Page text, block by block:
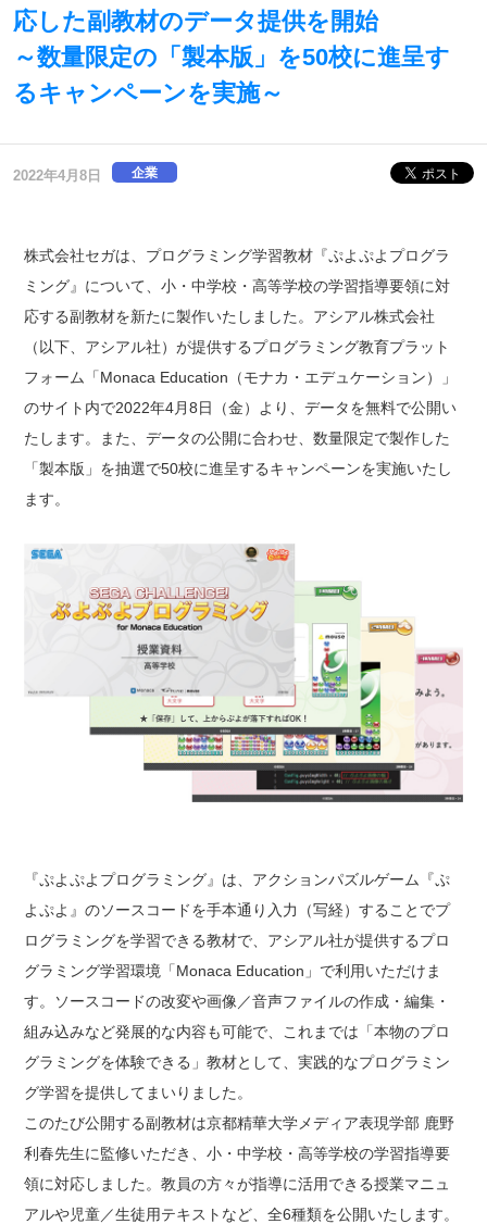
応した副教材のデータ提供を開始
～数量限定の「製本版」を50校に進呈す
るキャンペーンを実施～
2022年4月8日 企業
株式会社セガは、プログラミング学習教材『ぷよぷよプログラ
ミング』について、小・中学校・高等学校の学習指導要領に対
応する副教材を新たに製作いたしました。アシアル株式会社
（以下、アシアル社）が提供するプログラミング教育プラット
フォーム「Monaca Education（モナカ・エデュケーション）」
のサイト内で2022年4月8日（金）より、データを無料で公開い
たします。また、データの公開に合わせ、数量限定で製作した
「製本版」を抽選で50校に進呈するキャンペーンを実施いたし
ます。
『ぷよぷよプログラミング』は、アクションパズルゲーム『ぷ
よぷよ』のソースコードを手本通り入力（写経）することでプ
ログラミングを学習できる教材で、アシアル社が提供するプロ
グラミング学習環境「Monaca Education」で利用いただけま
す。ソースコードの改変や画像／音声ファイルの作成・編集・
組み込みなど発展的な内容も可能で、これまでは「本物のプロ
グラミングを体験できる」教材として、実践的なプログラミン
グ学習を提供してまいりました。
このたび公開する副教材は京都精華大学メディア表現学部 鹿野
利春先生に監修いただき、小・中学校・高等学校の学習指導要
領に対応しました。教員の方々が指導に活用できる授業マニュ
アルや児童／生徒用テキストなど、全6種類を公開いたします。